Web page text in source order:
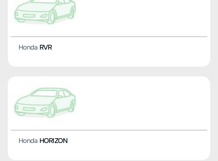
Honda RVR
Honda HORIZON